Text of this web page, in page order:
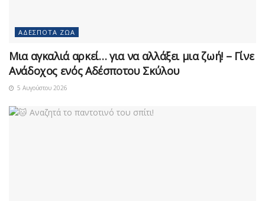
ΑΔΈΣΠΟΤΑ ΖΏΑ
Μια αγκαλιά αρκεί… για να αλλάξει μια ζωή! – Γίνε
Ανάδοχος ενός Αδέσποτου Σκύλου
5 Αυγούστου 2026